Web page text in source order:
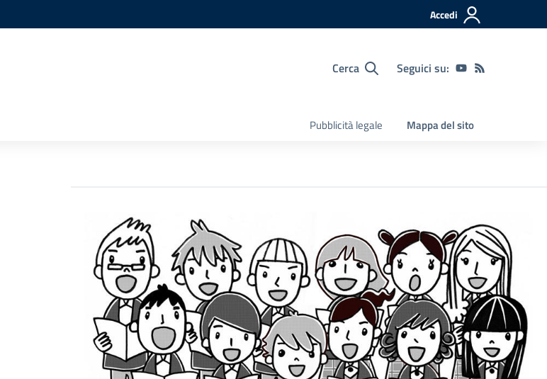
Accedi
Cerca Seguici su:
Pubblicità legale Mappa del sito